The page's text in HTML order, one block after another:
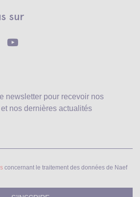
sur
newsletter pour recevoir nos
nos dernières actualités
concernant le traitement des données de Naef